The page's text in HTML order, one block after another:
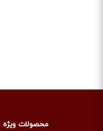
محصولات ویژه